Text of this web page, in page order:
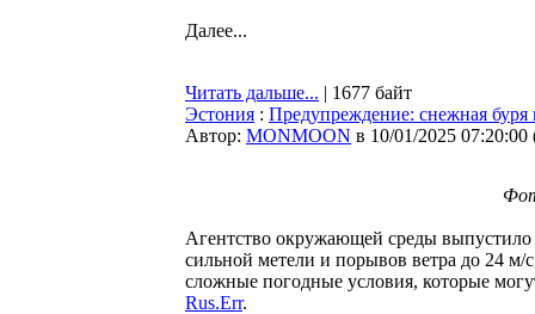
Далее...
Читать дальше... | 1677 байт
Эстония : Предупреждение: снежная
Автор: MONMOON в 10/01/2025 07:20:00
Агентство окружающей среды
сильной метели и порывов ветра до 24
сложные погодные условия, которые
Rus.Err.